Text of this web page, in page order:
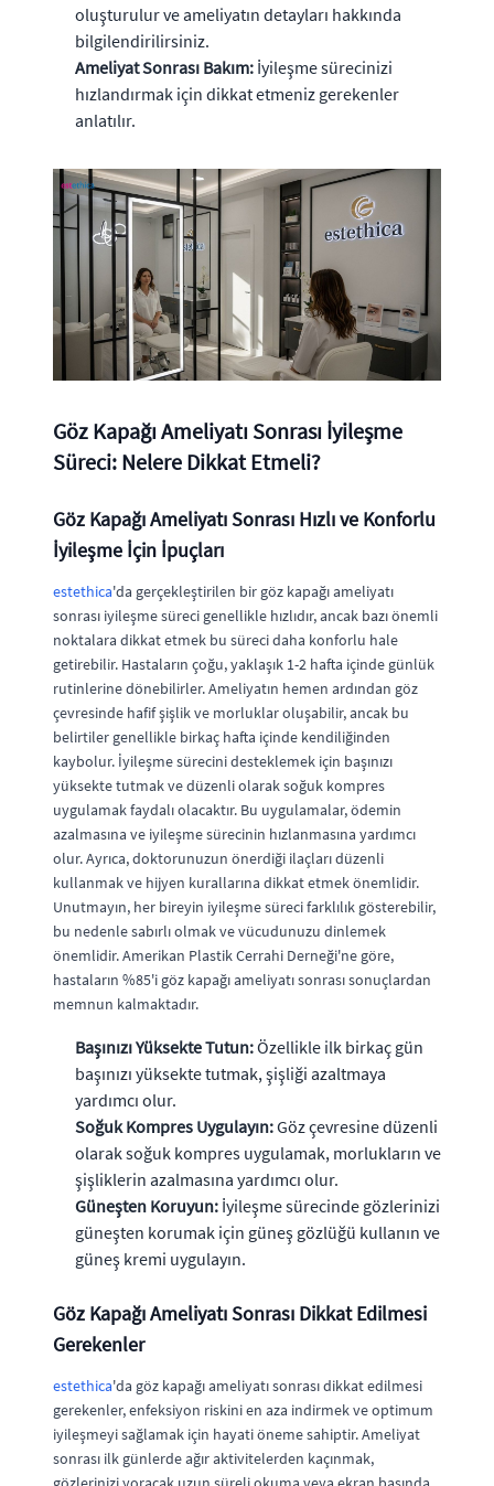
oluşturulur ve ameliyatın detayları hakkında
bilgilendirilirsiniz.
Ameliyat Sonrası Bakım: İyileşme sürecinizi
hızlandırmak için dikkat etmeniz gerekenler
anlatılır.
Göz Kapağı Ameliyatı Sonrası İyileşme
Süreci: Nelere Dikkat Etmeli?
Göz Kapağı Ameliyatı Sonrası Hızlı ve Konforlu
İyileşme İçin İpuçları
estethica'da gerçekleştirilen bir göz kapağı ameliyatı
sonrası iyileşme süreci genellikle hızlıdır, ancak bazı önemli
noktalara dikkat etmek bu süreci daha konforlu hale
getirebilir. Hastaların çoğu, yaklaşık 1-2 hafta içinde günlük
rutinlerine dönebilirler. Ameliyatın hemen ardından göz
çevresinde hafif şişlik ve morluklar oluşabilir, ancak bu
belirtiler genellikle birkaç hafta içinde kendiliğinden
kaybolur. İyileşme sürecini desteklemek için başınızı
yüksekte tutmak ve düzenli olarak soğuk kompres
uygulamak faydalı olacaktır. Bu uygulamalar, ödemin
azalmasına ve iyileşme sürecinin hızlanmasına yardımcı
olur. Ayrıca, doktorunuzun önerdiği ilaçları düzenli
kullanmak ve hijyen kurallarına dikkat etmek önemlidir.
Unutmayın, her bireyin iyileşme süreci farklılık gösterebilir,
bu nedenle sabırlı olmak ve vücudunuzu dinlemek
önemlidir. Amerikan Plastik Cerrahi Derneği'ne göre,
hastaların %85'i göz kapağı ameliyatı sonrası sonuçlardan
memnun kalmaktadır.
Başınızı Yüksekte Tutun:Özellikle ilk birkaç gün
başınızı yüksekte tutmak, şişliği azaltmaya
yardımcı olur.
Soğuk Kompres Uygulayın:Göz çevresine düzenli
olarak soğuk kompres uygulamak, morlukların ve
şişliklerin azalmasına yardımcı olur.
Güneşten Koruyun: İyileşme sürecinde gözlerinizi
güneşten korumak için güneş gözlüğü kullanın ve
güneş kremi uygulayın.
Göz Kapağı Ameliyatı Sonrası Dikkat Edilmesi
Gerekenler
estethica'da göz kapağı ameliyatı sonrası dikkat edilmesi
gerekenler, enfeksiyon riskini en aza indirmek ve optimum
iyileşmeyi sağlamak için hayati öneme sahiptir. Ameliyat
sonrası ilk günlerde ağır aktivitelerden kaçınmak,